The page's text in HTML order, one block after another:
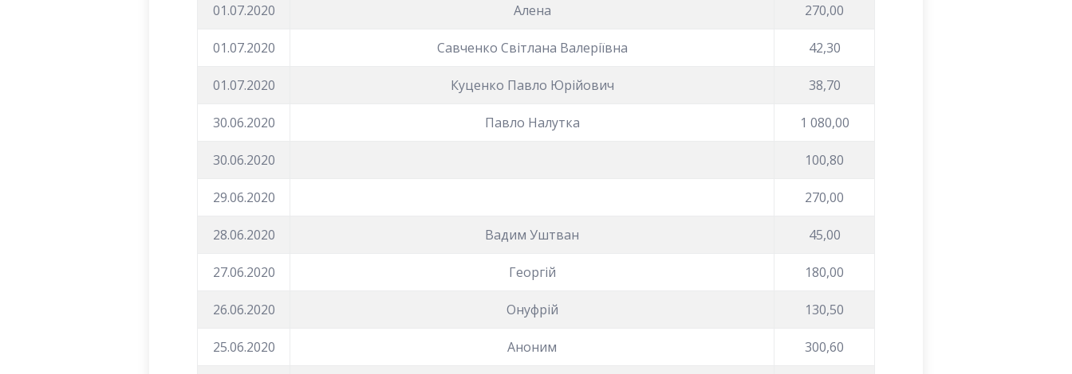
01.07.2020 Алена 270,00
01.07.2020 Савченко Світлана Валеріївна 42,30
01.07.2020 Куценко Павло Юрійович 38,70
30.06.2020 Павло Налутка 1 080,00
30.06.2020 100,80
29.06.2020 270,00
28.06.2020 Вадим Уштван 45,00
27.06.2020 Георгій 180,00
26.06.2020 Онуфрій 130,50
25.06.2020 Аноним 300,60